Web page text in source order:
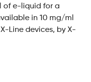
of e-liquid for a
in 10 mg/ml
Line devices, by X-